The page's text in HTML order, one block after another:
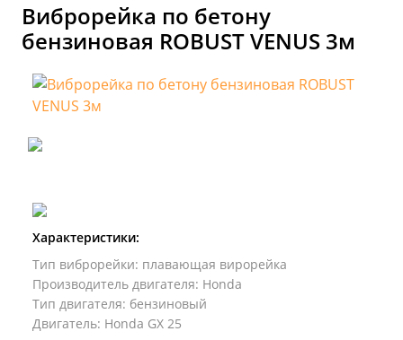
Виброрейка по бетону
бензиновая ROBUST VENUS 3м
Характеристики:
Тип виброрейки: плавающая вирорейка
Производитель двигателя: Honda
Тип двигателя: бензиновый
Двигатель: Honda GX 25